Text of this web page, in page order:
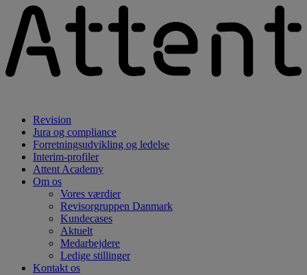
Revision
Jura og compliance
Forretningsudvikling og ledelse
Interim-profiler
Attent Academy
Om os
Vores værdier
Revisorgruppen Danmark
Kundecases
Aktuelt
Medarbejdere
Ledige stillinger
Kontakt os